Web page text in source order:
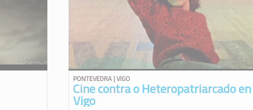
PONTEVEDRA | VIGO
Cine contra o Heteropatriarcado en
Vigo